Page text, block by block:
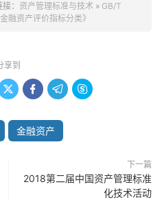
： 资产管理标准与技术 » GB/T
融资产评价指标分类》
享到
   
金融资产
下一篇
2018第二届中国资产管理标准
化技术活动